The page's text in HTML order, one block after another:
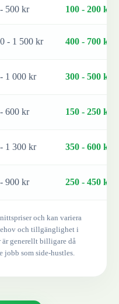
500 kr 100 - 200 kr
- 1 500 kr 400 - 700 kr
1 000 kr 300 - 500 kr
600 kr 150 - 250 kr
1 300 kr 350 - 600 kr
900 kr 250 - 450 kr
och kan variera
och tillgänglighet i
är generellt billigare då
jobb som side-hustles.